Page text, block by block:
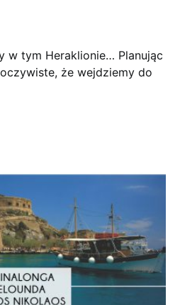
w tym Heraklionie… Planując
że wejdziemy do